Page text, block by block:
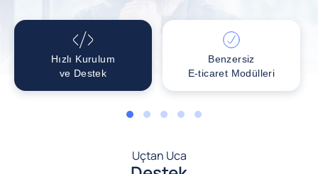
Hızlı Kurulum
ve Destek
Benzersiz
E-ticaret Modülleri
1 2 3 4 5
Uçtan Uca